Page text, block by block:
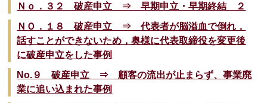
Ｎｏ．３２ 破産申立 ⇒ 早期申立・早期終結 ２
ＮＯ．１８ 破産申立 ⇒ 代表者が脳溢血で倒れ，
話すことができないため，奥様に代表取締役を変更後
に破産申立をした事例
No.９ 破産申立 ⇒ 顧客の流出が止まらず、事業廃
業に追い込まれた事例